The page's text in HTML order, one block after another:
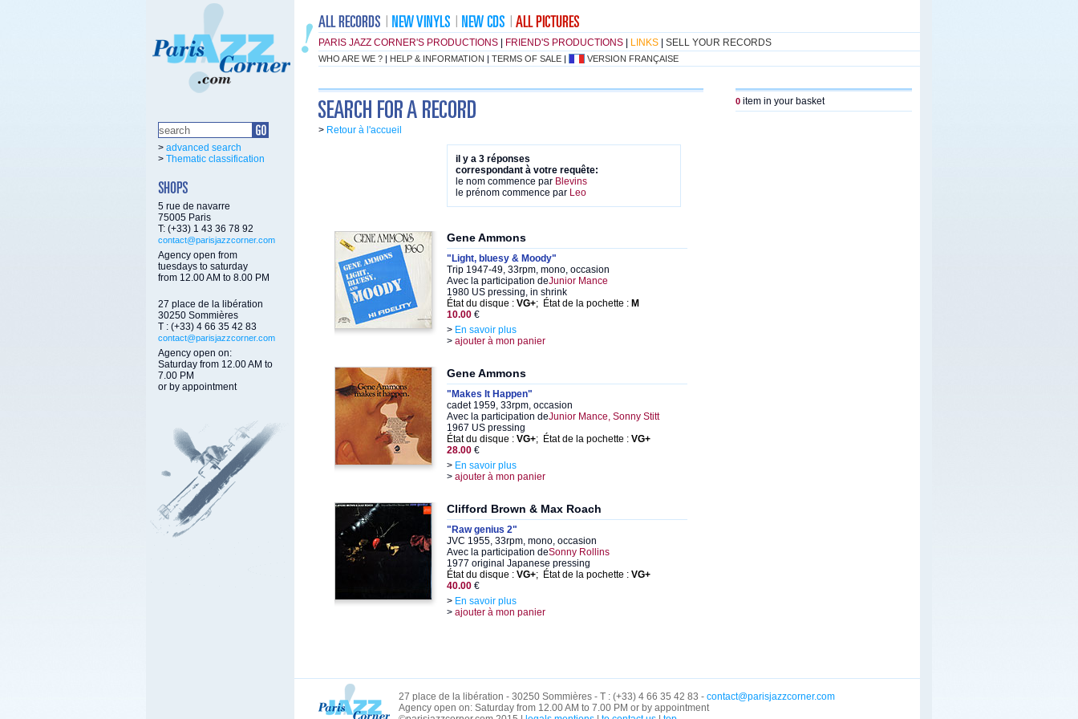
PARIS JAZZ CORNER'S PRODUCTIONS FRIEND'S PRODUCTIONS LINKS SELL YOUR RECORDS
WHO ARE WE ? | HELP & INFORMATION | TERMS OF SALE | VERSION FRANÇAISE
> advanced search
> Thematic classification
5 rue de navarre
75005 Paris
T: (+33) 1 43 36 78 92
contact@parisjazzcorner.com
Agency open from
tuesdays to saturday
from 12.00 AM to 8.00 PM
27 place de la libération
30250 Sommières
T : (+33) 4 66 35 42 83
contact@parisjazzcorner.com
Agency open on:
Saturday from 12.00 AM to
7.00 PM
or by appointment
> Retour à l'accueil
il y a 3 réponses
correspondant à votre requête:
le nom commence par Blevins
le prénom commence par Leo
Gene Ammons
"Light, bluesy & Moody"
Trip 1947-49, 33rpm, mono, occasion
Avec la participation deJunior Mance
1980 US pressing, in shrink
État du disque : VG+; État de la pochette : M
10.00 €
> En savoir plus
> ajouter à mon panier
Gene Ammons
"Makes It Happen"
cadet 1959, 33rpm, occasion
Avec la participation deJunior Mance, Sonny Stitt
1967 US pressing
État du disque : VG+; État de la pochette : VG+
28.00 €
> En savoir plus
> ajouter à mon panier
Clifford Brown & Max Roach
"Raw genius 2"
JVC 1955, 33rpm, mono, occasion
Avec la participation deSonny Rollins
1977 original Japanese pressing
État du disque : VG+; État de la pochette : VG+
40.00 €
> En savoir plus
> ajouter à mon panier
0 item in your basket
27 place de la libération - 30250 Sommières - T : (+33) 4 66 35 42 83 - contact@parisjazzcorner.com
Agency open on: Saturday from 12.00 AM to 7.00 PM or by appointment